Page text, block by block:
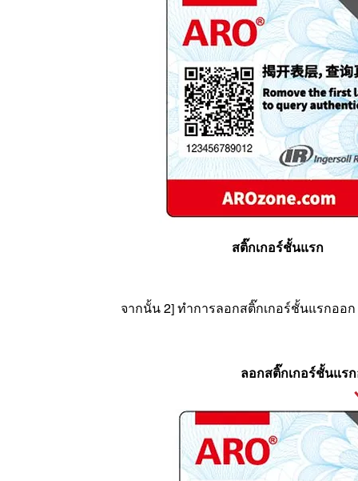
สติ๊กเกอร์ชั้นแรก
จากนั้น 2] ทำการลอกสติ๊กเกอร์ชั้นแรกออก
ลอกสติ๊กเกอร์ชั้นแร